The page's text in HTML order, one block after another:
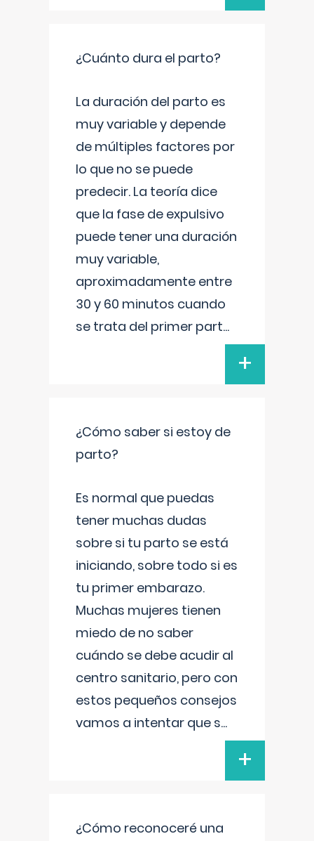
¿Cuánto dura el parto?
La duración del parto es
muy variable y depende
de múltiples factores por
lo que no se puede
predecir. La teoría dice
que la fase de expulsivo
puede tener una duración
muy variable,
aproximadamente entre
30 y 60 minutos cuando
se trata del primer part...
+
¿Cómo saber si estoy de
parto?
Es normal que puedas
tener muchas dudas
sobre si tu parto se está
iniciando, sobre todo si es
tu primer embarazo.
Muchas mujeres tienen
miedo de no saber
cuándo se debe acudir al
centro sanitario, pero con
estos pequeños consejos
vamos a intentar que s...
+
¿Cómo reconoceré una